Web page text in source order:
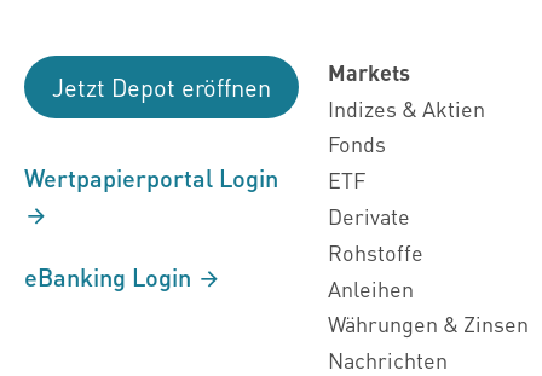
Jetzt Depot eröffnen
Wertpapierportal Login
eBanking Login
Markets
Indizes & Aktien
Fonds
ETF
Derivate
Rohstoffe
Anleihen
Währungen & Zinsen
Nachrichten